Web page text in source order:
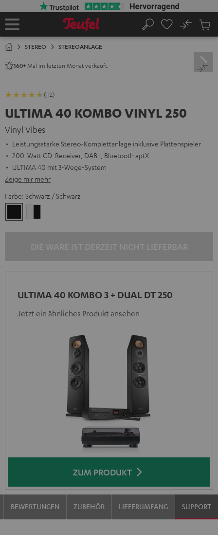
Startseite
Suche
No
STEREO STEREOANLAGE
160+ Mal im letzten Monat verkauft.
(112)
ULTIMA 40 KOMBO VINYL 250
Vinyl Vibes
Leistungsstarke Stereo-Komplettanlage inklusive Plattenspieler
200-Watt CD-Receiver, DAB+, Bluetooth aptX
ULTIMA 40 mit 3-Wege-System
Zeige mir mehr
Farbe: Schwarz / Schwarz
/
ULTIMA 40 KOMBO 3 + DUAL DT 250
Jetzt ein ähnliches Produkt ansehen
ZUM PRODUKT
BEWERTUNGEN ZUBEHÖR LIEFERUMFANG SUPPORT